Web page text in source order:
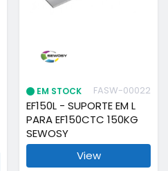
EM STOCK FASW-00022
EF150L - SUPORTE EM L
PARA EF150CTC 150KG
SEWOSY
View